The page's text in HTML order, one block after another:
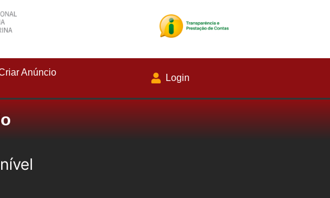
Anúncio
Login